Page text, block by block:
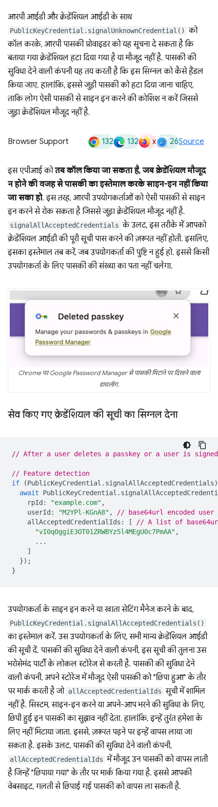
आरपी आईडी और क्रेडेंशियल आईडी के साथ
PublicKeyCredential.signalUnknownCredential() को
कॉल करके, आरपी पासकी प्रोवाइडर को यह सूचना दे सकता है कि
बताया गया क्रेडेंशियल हटा दिया गया है या मौजूद नहीं है. पासकी की
सुविधा देने वाली कंपनी यह तय करती है कि इस सिग्नल को कैसे हैंडल
किया जाए. हालांकि, इससे जुड़ी पासकी को हटा दिया जाना चाहिए,
ताकि लोग ऐसी पासकी से साइन इन करने की कोशिश न करें जिससे
जुड़ा क्रेडेंशियल मौजूद नहीं है.
Browser Support 132 132 x 26Source
इस एपीआई कोतब कॉल किया जा सकता है, जब क्रेडेंशियल मौजूद
न होने की वजह से पासकी का इस्तेमाल करके साइन-इन नहीं किया
जा सका हो. इस तरह, आरपी उपयोगकर्ताओं को ऐसी पासकी से साइन
इन करने से रोक सकता है जिससे जुड़ा क्रेडेंशियल मौजूद नहीं है.
signalAllAcceptedCredentials के उलट, इस तरीके में आपको
क्रेडेंशियल आईडी की पूरी सूची पास करने की ज़रूरत नहीं होती. इसलिए,
इसका इस्तेमाल तब करें, जब उपयोगकर्ता की पुष्टि न हुई हो. इससे किसी
उपयोगकर्ता के लिए पासकी की संख्या का पता नहीं चलेगा.
Chrome पर Google Password Manager से पासकी मिटाने पर दिखने वाला
डायलॉग.
सेव किए गए क्रेडेंशियल की सूची का सिग्नल देना
// After a user deletes a passkey or a user is
// Feature detection
if
(PublicKeyCredential . signalAllAcceptedCredentials)
await
PublicKeyCredential .
rpId : "example.com" ,
userId : "M2YPl-KGnA8" ,
// base64url encoded user
allAcceptedCredentialIds : [
// A list of
"vI0qOggiE3OT01ZRWBYz5l4MEgU0c7PmAA" ,
...
]
});
}
उपयोगकर्ता के साइन इन करने या खाता सेटिंग मैनेज करने के बाद,
PublicKeyCredential.signalAllAcceptedCredentials()
का इस्तेमाल करें. उस उपयोगकर्ता के लिए, सभी मान्य क्रेडेंशियल आईडी
की सूची दें. पासकी की सुविधा देने वाली कंपनी, इस सूची की तुलना उस
भरोसेमंद पार्टी के लोकल स्टोरेज से करती है. पासकी की सुविधा देने
वाली कंपनी, अपने स्टोरेज में मौजूद ऐसी पासकी को "छिपा हुआ" के तौर
पर मार्क करती है जो allAcceptedCredentialIds सूची में शामिल
नहीं है. सिस्टम, साइन-इन करने या अपने-आप भरने की सुविधा के लिए,
छिपी हुई इन पासकी का सुझाव नहीं देता. हालांकि, इन्हें तुरंत हमेशा के
लिए नहीं मिटाया जाता. इससे, ज़रूरत पड़ने पर इन्हें वापस लाया जा
सकता है. इसके उलट, पासकी की सुविधा देने वाली कंपनी,
allAcceptedCredentialIds में मौजूद उन पासकी को वापस लाती
है जिन्हें "छिपाया गया" के तौर पर मार्क किया गया है. इससे आपकी
वेबसाइट, गलती से छिपाई गई पासकी को वापस ला सकती है.